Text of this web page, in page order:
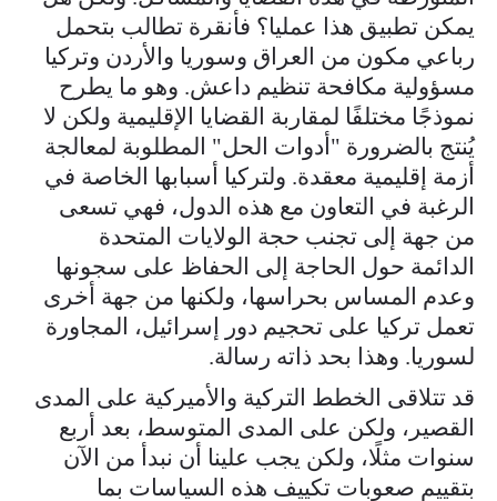
يمكن تطبيق هذا عمليا؟ فأنقرة تطالب بتحمل
رباعي مكون من العراق وسوريا والأردن وتركيا
مسؤولية مكافحة تنظيم داعش. وهو ما يطرح
نموذجًا مختلفًا لمقاربة القضايا الإقليمية ولكن لا
يُنتج بالضرورة "أدوات الحل" المطلوبة لمعالجة
أزمة إقليمية معقدة. ولتركيا أسبابها الخاصة في
الرغبة في التعاون مع هذه الدول، فهي تسعى
من جهة إلى تجنب حجة الولايات المتحدة
الدائمة حول الحاجة إلى الحفاظ على سجونها
وعدم المساس بحراسها، ولكنها من جهة أخرى
تعمل تركيا على تحجيم دور إسرائيل، المجاورة
لسوريا. وهذا بحد ذاته رسالة.
قد تتلاقى الخطط التركية والأميركية على المدى
القصير، ولكن على المدى المتوسط، بعد أربع
سنوات مثلًا، ولكن يجب علينا أن نبدأ من الآن
بتقييم صعوبات تكييف هذه السياسات بما